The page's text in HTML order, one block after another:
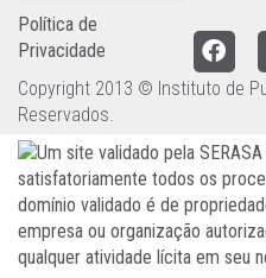
Política de
Privacidade
Copyright 2013 © Instituto de
Reservados.